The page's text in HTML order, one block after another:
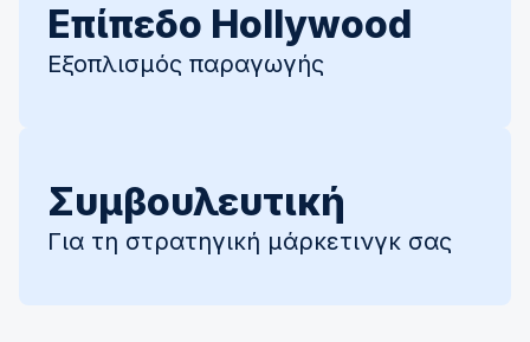
Επίπεδο Hollywood
Εξοπλισμός παραγωγής
Συμβουλευτική
Για τη στρατηγική μάρκετινγκ σας